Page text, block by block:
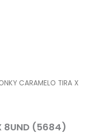
CARAMELO TIRA X
8UND (5684)